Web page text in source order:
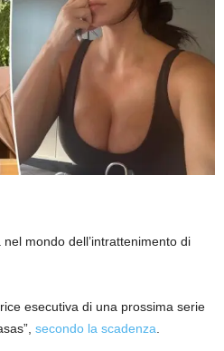
mondo dell’intrattenimento di
esecutiva di una prossima serie
secondo la scadenza